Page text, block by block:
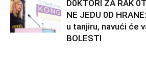
D0KTORI ZA RAK
NE JEDU 0D
u tanjiru, navući će
BOLESTI